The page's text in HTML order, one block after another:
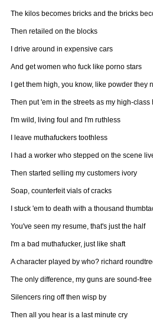
The kilos becomes bricks and the bricks
Then retailed on the blocks
I drive around in expensive cars
And get women who fuck like porno stars
I get them high, you know, like powder they
Then put 'em in the streets as my high-class
I'm wild, living foul and I'm ruthless
I leave muthafuckers toothless
I had a worker who stepped on the scene
Then started selling my customers ivory
Soap, counterfeit vials of cracks
I stuck 'em to death with a thousand
You've seen my resume, that's just the half
I'm a bad muthafucker, just like shaft
A character played by who? richard
The only difference, my guns are sound-free
Silencers ring off then wisp by
Then all you hear is a last minute cry